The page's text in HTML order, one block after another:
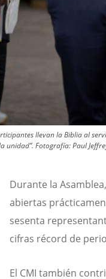
llevan la Biblia al
unidad”. Fotografía:Paul
Durante la
abiertas
sesenta
cifras récord de
El CMI también